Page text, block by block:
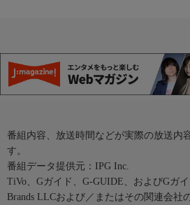
番組内容、放送時間などが実際の放送内
す。
番組データ提供元：IPG Inc.
TiVo、Gガイド、G-GUIDE、およびGガ
Brands LLCおよび／またはその関連会社